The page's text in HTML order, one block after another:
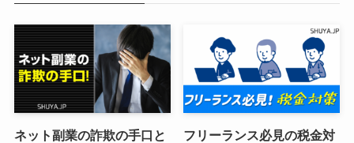
ネット副業の詐欺の手口と
フリーランス必見の税金対